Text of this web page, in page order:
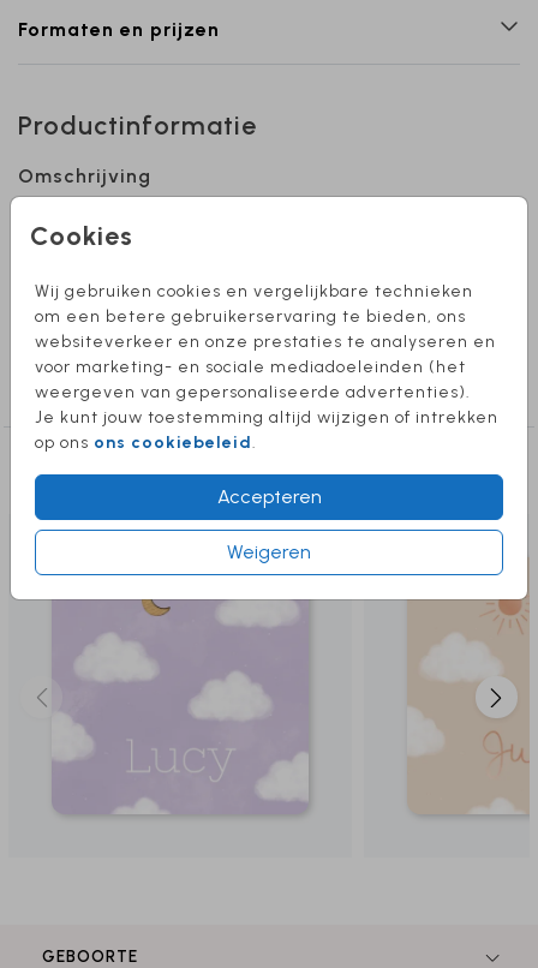
Cookies
Wij gebruiken cookies en vergelijkbare technieken
om een betere gebruikerservaring te bieden, ons
websiteverkeer en onze prestaties te analyseren en
voor marketing- en sociale mediadoeleinden (het
weergeven van gepersonaliseerde advertenties).
Je kunt jouw toestemming altijd wijzigen of intrekken
op ons ons cookiebeleid.
Accepteren
Weigeren
Formaten en prijzen
Productinformatie
Omschrijving
kleertjes. Heb je hulp nodig bij het ontwerpen
je graag!
Collectie
Meisje
Deze producten vind je misschien ook
GEBOORTE